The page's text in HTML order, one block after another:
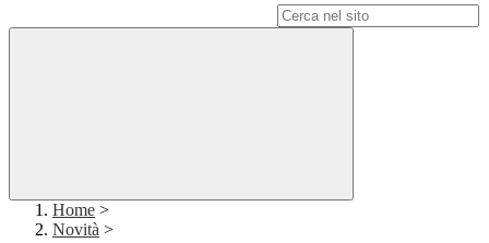
Home >
Novità >